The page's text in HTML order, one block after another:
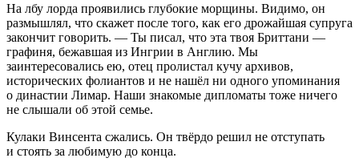
На лбу лорда проявились глубокие морщины. Видимо, он
размышлял, что скажет после того, как его дрожайшая супруга
закончит говорить. — Ты писал, что эта твоя Бриттани —
графиня, бежавшая из Ингрии в Англию. Мы
заинтересовались ею, отец пролистал кучу архивов,
исторических фолиантов и не нашёл ни одного упоминания
о династии Лимар. Наши знакомые дипломаты тоже ничего
не слышали об этой семье.
Кулаки Винсента сжались. Он твёрдо решил не отступать
и стоять за любимую до конца.